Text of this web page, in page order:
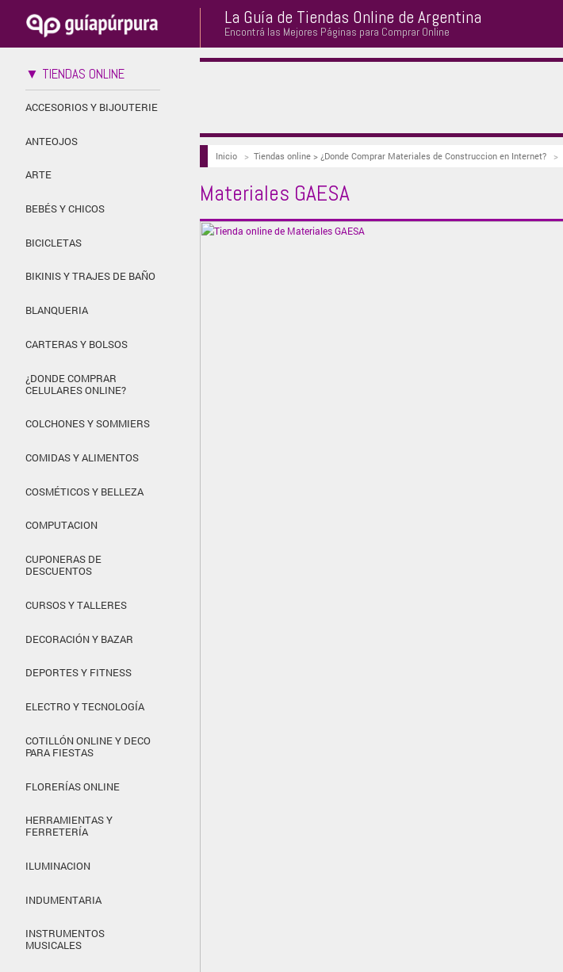
La Guía de Tiendas Online de Argentina
Encontrá las Mejores Páginas para Comprar Online
▼ TIENDAS ONLINE
ACCESORIOS Y BIJOUTERIE
ANTEOJOS
ARTE
BEBÉS Y CHICOS
BICICLETAS
BIKINIS Y TRAJES DE BAÑO
BLANQUERIA
CARTERAS Y BOLSOS
¿DONDE COMPRAR
CELULARES ONLINE?
COLCHONES Y SOMMIERS
COMIDAS Y ALIMENTOS
COSMÉTICOS Y BELLEZA
COMPUTACION
CUPONERAS DE
DESCUENTOS
CURSOS Y TALLERES
DECORACIÓN Y BAZAR
DEPORTES Y FITNESS
ELECTRO Y TECNOLOGÍA
COTILLÓN ONLINE Y DECO
PARA FIESTAS
FLORERÍAS ONLINE
HERRAMIENTAS Y
FERRETERÍA
ILUMINACION
INDUMENTARIA
INSTRUMENTOS
MUSICALES
Inicio> Tiendas online > ¿Donde Comprar Materiales de Construccion en Internet?>
Materiales GAESA